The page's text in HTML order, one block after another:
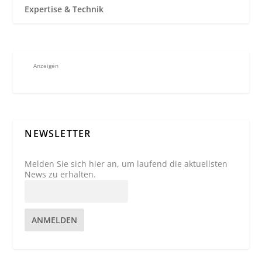
Expertise & Technik
Anzeigen
NEWSLETTER
Melden Sie sich hier an, um laufend die aktuellsten
News zu erhalten.
ANMELDEN